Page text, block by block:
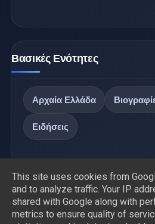
Βασικές Ενότητες
Αρχαία Ελλάδα
Ειδήσεις
This site uses cookies from
and to analyze traffic. Your IP
shared with Google along with
metrics to ensure quality of